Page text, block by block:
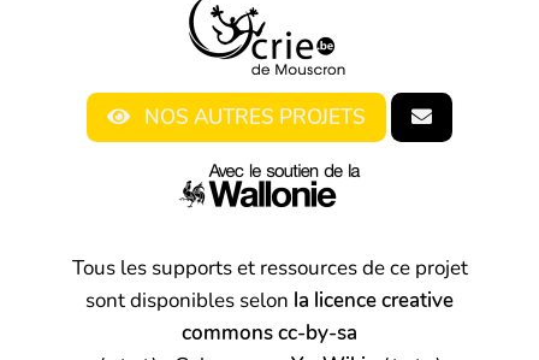
NOS AUTRES PROJETS
Tous les supports et ressources de ce projet
sont disponibles selon la licence creative
commons cc-by-sa